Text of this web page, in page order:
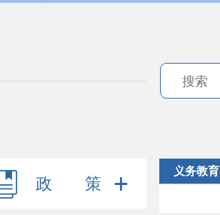
政 策
义务教育